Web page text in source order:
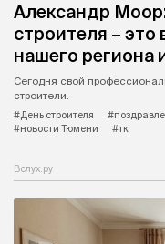
Александр
строителя – это
нашего региона
Сегодня свой
строители.
#День строителя
#новости Тюмени
#тк
Вслух.ру